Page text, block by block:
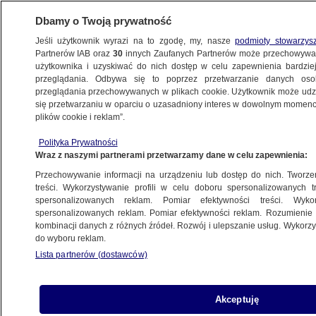
POLSKA
i spadek Konfederacji
10.05.2025, 06:03
Udostępnij
Dbamy o Twoją prywatność
Jeśli użytkownik wyrazi na to zgodę, my, naszepodmioty
Partnerów IAB oraz30 innych Zaufanych Partnerów może
użytkownika i uzyskiwać do nich dostęp w celu zapewnienia
przeglądania. Odbywa się to poprzez przetwarzanie danych
przeglądania przechowywanych w plikach cookie. Użytkownik może
się przetwarzaniu w oparciu o uzasadniony interes w dowolnym
plików cookie i reklam”.
Polityka Prywatności
Wraz z naszymi partnerami przetwarzamy dane w celu zapewnienia:
Przechowywanie informacji na urządzeniu lub dostęp do nich.
treści. Wykorzystywanie profili w celu doboru spersonalizowanych
spersonalizowanych reklam. Pomiar efektywności treści.
spersonalizowanych reklam. Pomiar efektywności reklam.
kombinacji danych z różnych źródeł. Rozwój i ulepszanie usług.
do wyboru reklam.
Lista partnerów (dostawców)
Akceptuję